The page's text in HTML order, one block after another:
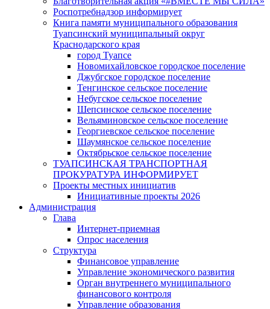
Роспотребнадзор информирует
Книга памяти муниципального образования
Туапсинский муниципальный округ
Краснодарского края
город Туапсе
Новомихайловское городское поселение
Джубгское городское поселение
Тенгинское сельское поселение
Небугское сельское поселение
Шепсинское сельское поселение
Вельяминовское сельское поселение
Георгиевское сельское поселение
Шаумянское сельское поселение
Октябрьское сельское поселение
ТУАПСИНСКАЯ ТРАНСПОРТНАЯ
ПРОКУРАТУРА ИНФОРМИРУЕТ
Проекты местных инициатив
Инициативные проекты 2026
Администрация
Глава
Интернет-приемная
Опрос населения
Структура
Финансовое управление
Управление экономического развития
Орган внутреннего муниципального
финансового контроля
Управление образования